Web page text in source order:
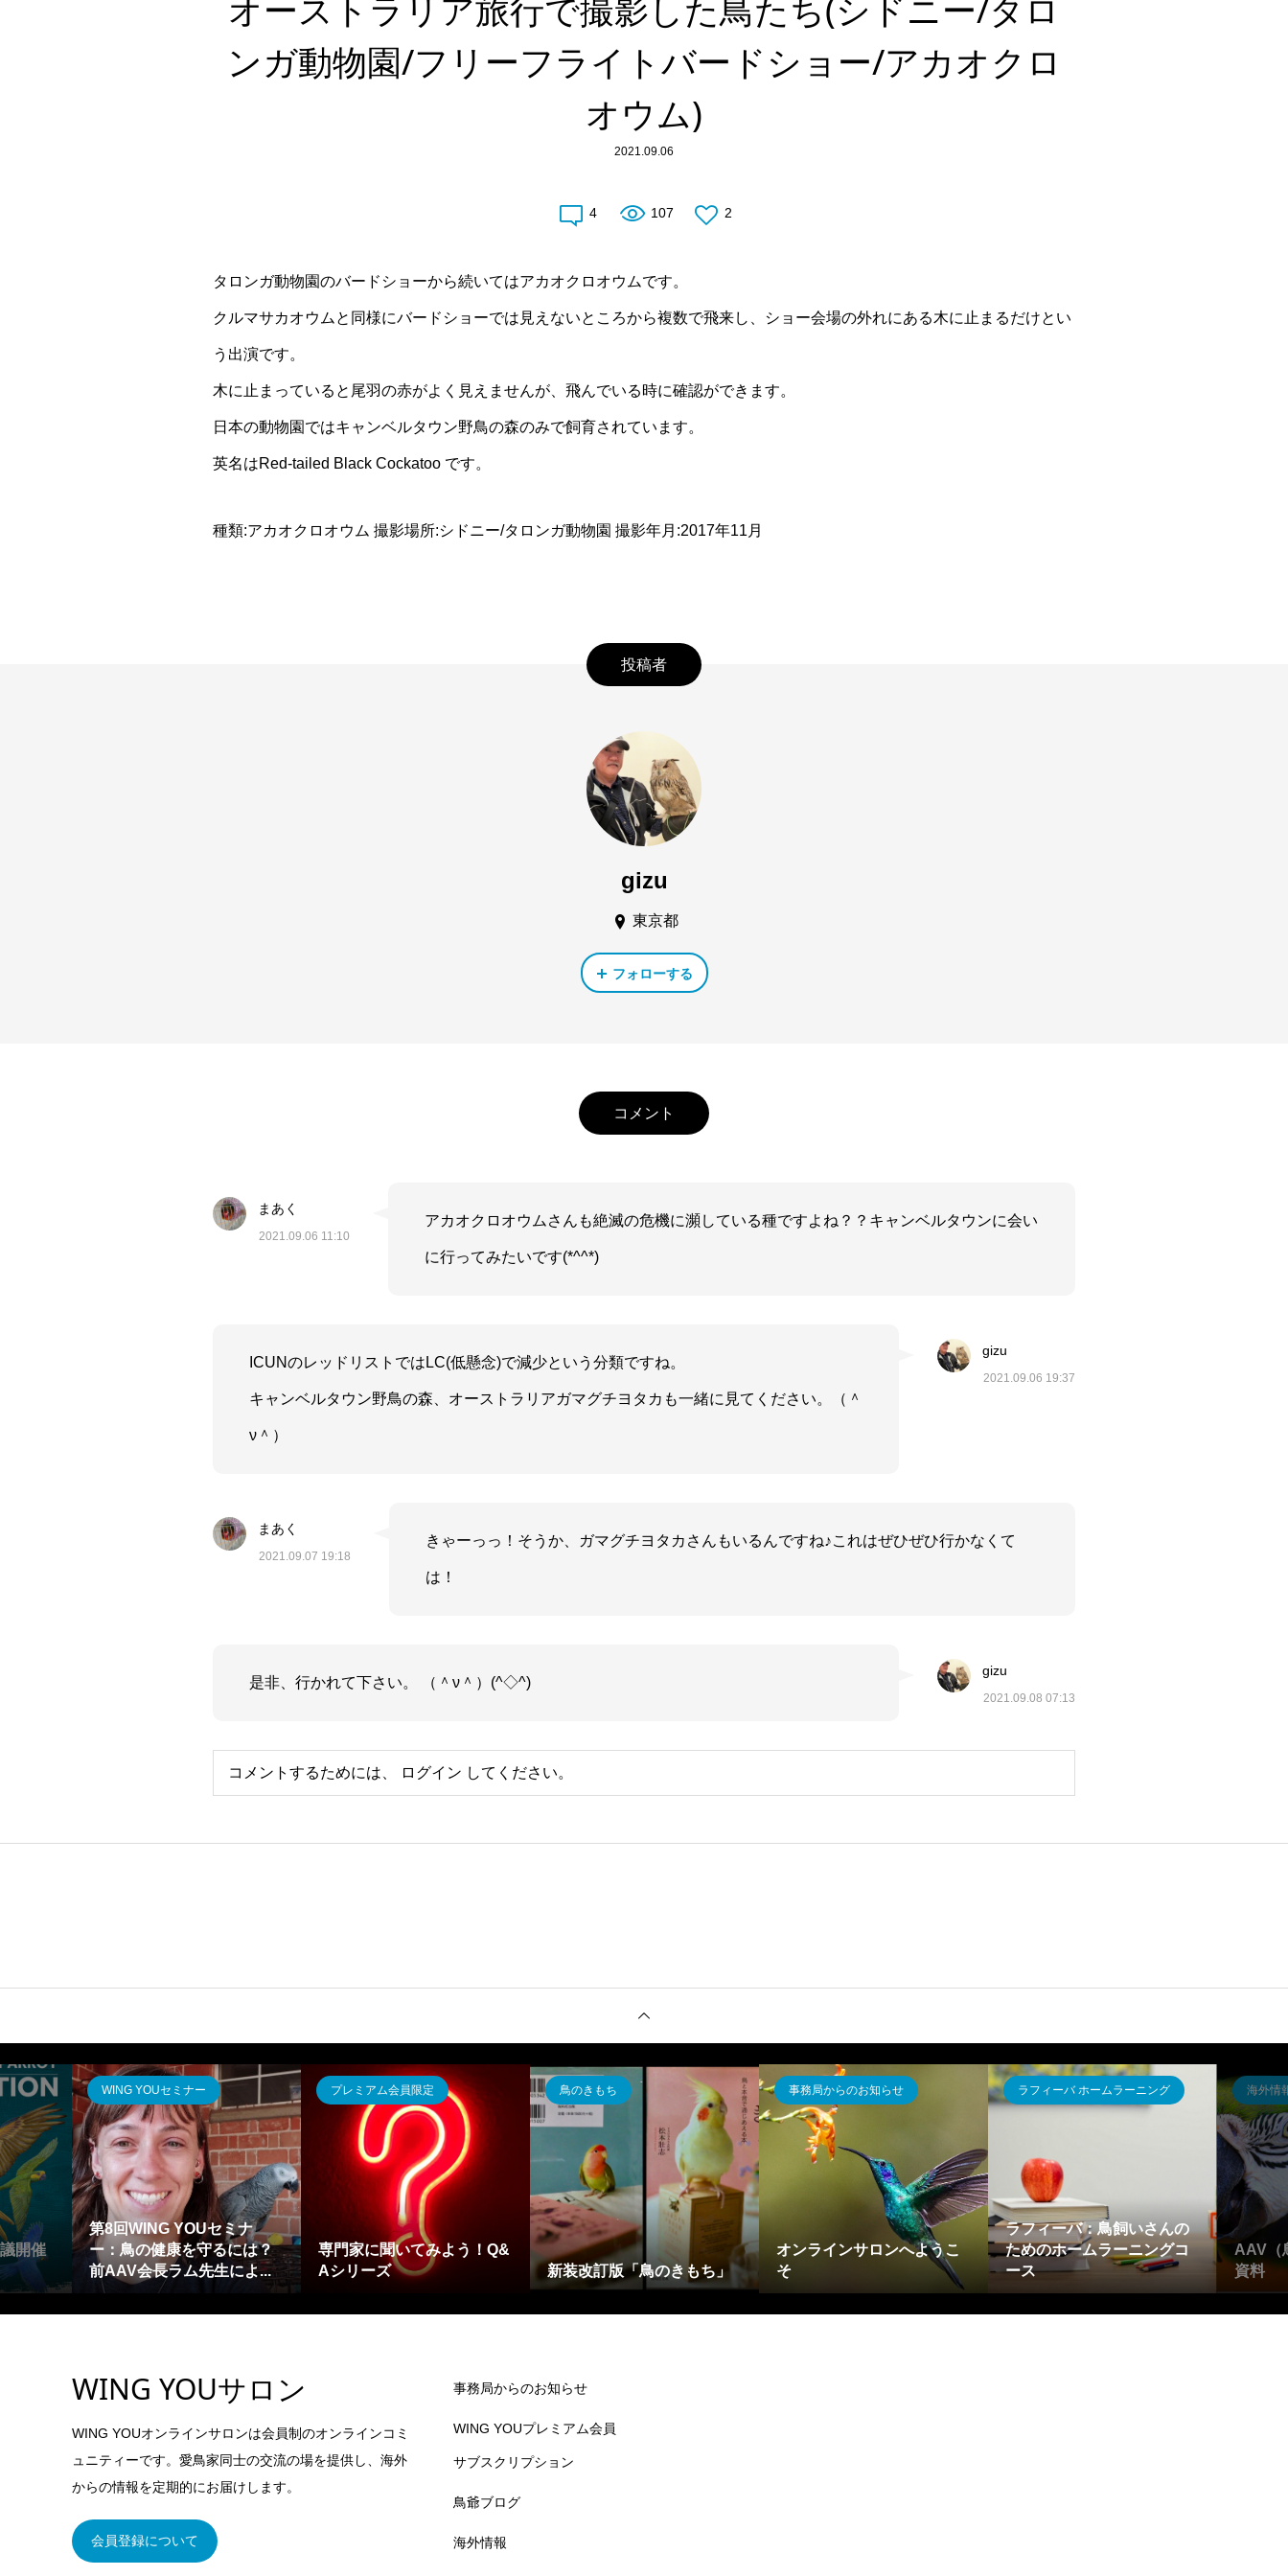
オーストラリア旅行で撮影した鳥たち(シドニー/タロ
ンガ動物園/フリーフライトバードショー/アカオクロ
オウム)
2021.09.06
4 107 2
タロンガ動物園のバードショーから続いてはアカオクロオウムです。
クルマサカオウムと同様にバードショーでは見えないところから複数で飛来し、ショー会場の外れにある木に止まるだけとい
う出演です。
木に止まっていると尾羽の赤がよく見えませんが、飛んでいる時に確認ができます。
日本の動物園ではキャンベルタウン野鳥の森のみで飼育されています。
英名はRed-tailed Black Cockatoo です。
種類:アカオクロオウム 撮影場所:シドニー/タロンガ動物園 撮影年月:2017年11月
投稿者
gizu
東京都
フォローする
コメント
まあく
2021.09.06 11:10
アカオクロオウムさんも絶滅の危機に瀕している種ですよね？？キャンベルタウンに会い
に行ってみたいです(*^^*)
gizu
2021.09.06 19:37
ICUNのレッドリストではLC(低懸念)で減少という分類ですね。
キャンベルタウン野鳥の森、オーストラリアガマグチヨタカも一緒に見てください。（＾
ν＾）
まあく
2021.09.07 19:18
きゃーっっ！そうか、ガマグチヨタカさんもいるんですね♪これはぜひぜひ行かなくて
は！
gizu
2021.09.08 07:13
是非、行かれて下さい。 （＾ν＾）(^◇^)
コメントするためには、 ログイン してください。
開催
WING YOUセミナー
第8回WING YOUセミナ
ー：鳥の健康を守るには？
前AAV会長ラム先生によ...
プレミアム会員限定
専門家に聞いてみよう！Q&
Aシリーズ
鳥のきもち
新装改訂版「鳥のきもち」
事務局からのお知らせ
オンラインサロンへようこ
そ
ラフィーバ ホームラーニング
ラフィーバ：鳥飼いさんの
ためのホームラーニングコ
ース
海外情
AAV（
資料
WING YOUサロン
WING YOUオンラインサロンは会員制のオンラインコミ
ュニティーです。愛鳥家同士の交流の場を提供し、海外
からの情報を定期的にお届けします。
会員登録について
事務局からのお知らせ
WING YOUプレミアム会員
サブスクリプション
鳥爺ブログ
海外情報